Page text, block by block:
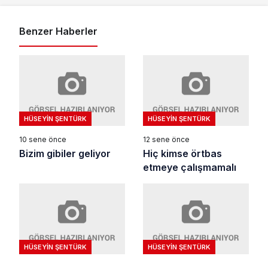
Benzer Haberler
HÜSEYIN ŞENTÜRK
10 sene önce
Bizim gibiler geliyor
HÜSEYIN ŞENTÜRK
12 sene önce
Hiç kimse örtbas
etmeye çalışmamalı
HÜSEYIN ŞENTÜRK HÜSEYIN ŞENTÜRK